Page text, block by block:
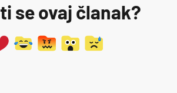
se ovaj članak?